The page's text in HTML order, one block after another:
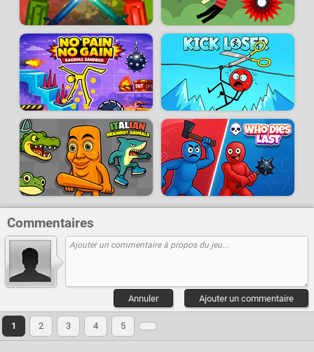
Commentaires
Ajouter un commentaire
Annuler
1 2 3 4 5